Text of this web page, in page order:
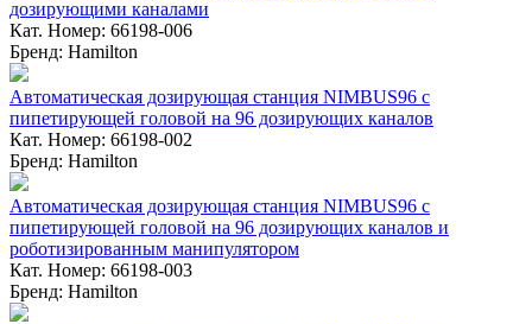
дозирующими каналами
Кат. Номер: 66198-006
Бренд: Hamilton
Автоматическая дозирующая станция NIMBUS96 с
пипетирующей головой на 96 дозирующих каналов
Кат. Номер: 66198-002
Бренд: Hamilton
Автоматическая дозирующая станция NIMBUS96 с
пипетирующей головой на 96 дозирующих каналов и
роботизированным манипулятором
Кат. Номер: 66198-003
Бренд: Hamilton